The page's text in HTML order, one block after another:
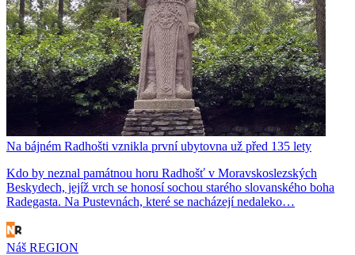
Na bájném Radhošti vznikla první ubytovna už před 135 lety
Kdo by neznal památnou horu Radhošť v Moravskoslezských
Beskydech, jejíž vrch se honosí sochou starého slovanského boha
Radegasta. Na Pustevnách, které se nacházejí nedaleko…
Náš REGION